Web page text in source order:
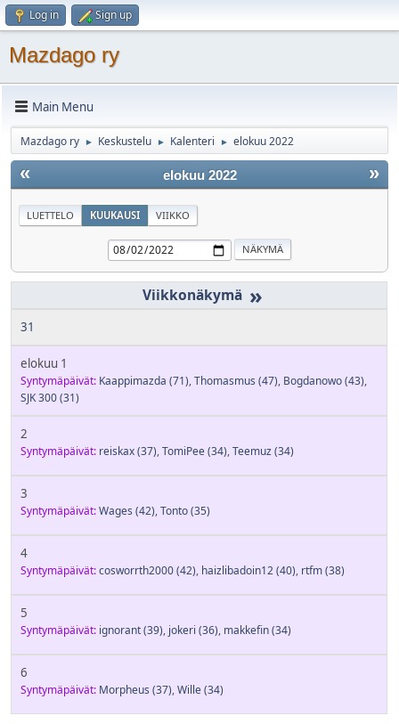
Log in Sign up
Mazdago ry
Main Menu
Mazdago ry ► Keskustelu ► Kalenteri ► elokuu 2022
« »
elokuu 2022
LUETTELO KUUKAUSI VIIKKO
»
31
elokuu 1
Syntymäpäivät: Kaappimazda (71),Thomasmus (47), Bogdanowo(43),
SJK 300(31)
2
Syntymäpäivät: reiskax(37),TomiPee(34),Teemuz(34)
3
Syntymäpäivät:Wages (42),Tonto(35)
4
Syntymäpäivät:cosworrth2000(42), haizlibadoin12(40), rtfm(38)
5
Syntymäpäivät: ignorant(39), jokeri (36), makkefin(34)
6
Syntymäpäivät: Morpheus (37),Wille(34)